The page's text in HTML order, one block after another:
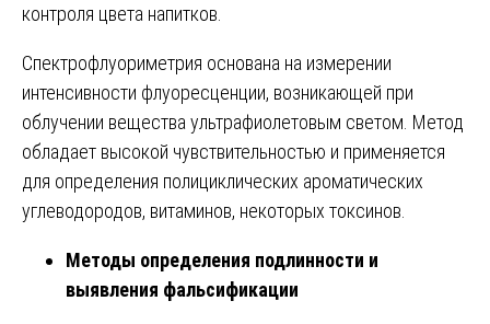
контроля цвета напитков.
Спектрофлуориметрия основана на измерении
интенсивности флуоресценции, возникающей при
облучении вещества ультрафиолетовым светом. Метод
обладает высокой чувствительностью и применяется
для определения полициклических ароматических
углеводородов, витаминов, некоторых токсинов.
Методы определения подлинности и
выявления фальсификации